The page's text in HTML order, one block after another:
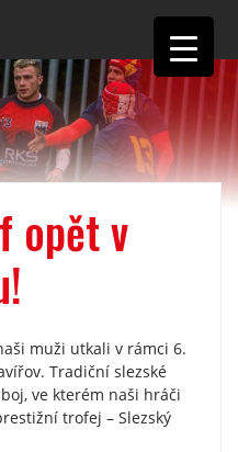
opět v
muži utkali v rámci 6.
Tradiční slezské
ve kterém naši hráči
trofej – Slezský